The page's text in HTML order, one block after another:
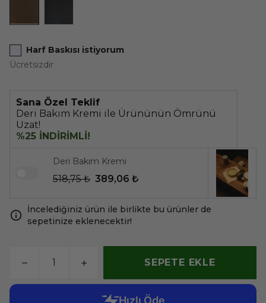
Harf Baskısı istiyorum
Ücretsizdir
Sana Özel Teklif
Deri Bakım Kremi ile Ürününün Ömrünü
Uzat!
%25 İNDİRİMLİ!
Deri Bakım Kremi
518,75 ₺ 389,06 ₺
İncelediğiniz ürün ile birlikte bu ürünler de
sepetinize eklenecektir!
SEPETE EKLE